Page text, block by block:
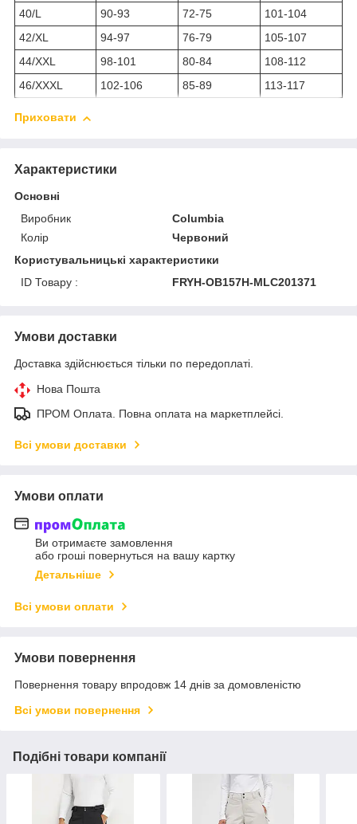
40/L
90-93 72-75
101-104
42/XL
94-97 76-79
105-107
44/XXL
98-101 80-84
108-112
46/XXXL
102-106 85-89 113-117
Приховати
Характеристики
Основні
Виробник
Columbia
Колір
Червоний
Користувальницькі характеристики
ID Товару :
FRYH-OB157H-MLC201371
Умови доставки
Доставка здійснюється тільки по передоплаті.
Нова Пошта
ПРОМ Оплата. Повна оплата на маркетплейсі.
Всі умови доставки
Умови оплати
Ви отримаєте замовлення
або гроші повернуться на вашу картку
Детальніше
Всі умови оплати
Умови повернення
Повернення товару впродовж 14 днів за домовленістю
Всі умови повернення
Подібні товари компанії